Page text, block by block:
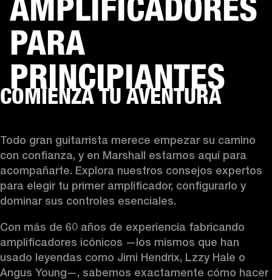
ALTAVOCESAURICULARES
PARA
PRINCIPIANTES
COMIENZA TU AVENTURA
Todo gran guitarrista merece empezar su camino
con confianza, y en Marshall estamos aquí para
acompañarte. Explora nuestros consejos expertos
para elegir tu primer amplificador, configurarlo y
dominar sus controles esenciales.
Con más de 60 años de experiencia fabricando
amplificadores icónicos —los mismos que han
usado leyendas como Jimi Hendrix, Lzzy Hale o
Angus Young—, sabemos exactamente cómo hacer